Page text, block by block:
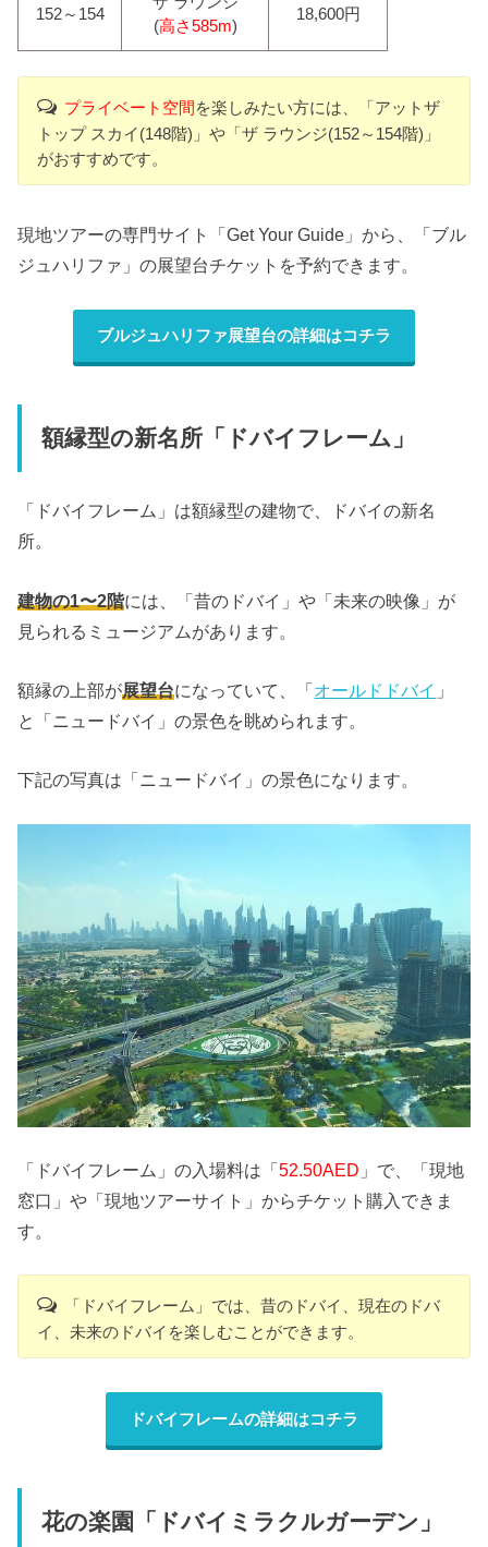
152～154
(高さ585m)
18,600円
プライベート空間を楽しみたい方には、「アットザ
トップ スカイ(148階)」や「ザ ラウンジ(152～154階)」
がおすすめです。
現地ツアーの専門サイト「Get Your Guide」から、「ブル
ジュハリファ」の展望台チケットを予約できます。
ブルジュハリファ展望台の詳細はコチラ
額縁型の新名所「ドバイフレーム」
「ドバイフレーム」は額縁型の建物で、ドバイの新名
所。
建物の1〜2階には、「昔のドバイ」や「未来の映像」が
見られるミュージアムがあります。
額縁の上部が展望台になっていて、「オールドドバイ 」
と「ニュードバイ」の景色を眺められます。
下記の写真は「ニュードバイ」の景色になります。
「ドバイフレーム」の入場料は「52.50AED 」で、「現地
窓口」や「現地ツアーサイト」からチケット購入できま
す。
「ドバイフレーム」では、昔のドバイ、現在のドバ
イ、未来のドバイを楽しむことができます。
ドバイフレームの詳細はコチラ
花の楽園「ドバイミラクルガーデン」